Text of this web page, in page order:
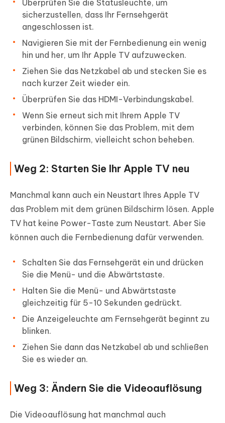
Überprüfen Sie die Statusleuchte, um
sicherzustellen, dass Ihr Fernsehgerät
angeschlossen ist.
Navigieren Sie mit der Fernbedienung ein wenig
hin und her, um Ihr Apple TV aufzuwecken.
Ziehen Sie das Netzkabel ab und stecken Sie es
nach kurzer Zeit wieder ein.
Überprüfen Sie das HDMI-Verbindungskabel.
Wenn Sie erneut sich mit Ihrem Apple TV
verbinden, können Sie das Problem, mit dem
grünen Bildschirm, vielleicht schon beheben.
Weg 2: Starten Sie Ihr Apple TV neu
Manchmal kann auch ein Neustart Ihres Apple TV
das Problem mit dem grünen Bildschirm lösen. Apple
TV hat keine Power-Taste zum Neustart. Aber Sie
können auch die Fernbedienung dafür verwenden.
Schalten Sie das Fernsehgerät ein und drücken
Sie die Menü- und die Abwärtstaste.
Halten Sie die Menü- und Abwärtstaste
gleichzeitig für 5-10 Sekunden gedrückt.
Die Anzeigeleuchte am Fernsehgerät beginnt zu
blinken.
Ziehen Sie dann das Netzkabel ab und schließen
Sie es wieder an.
Weg 3: Ändern Sie die Videoauflösung
Die Videoauflösung hat manchmal auch